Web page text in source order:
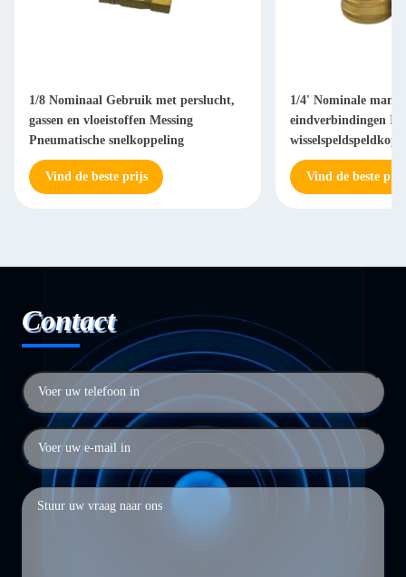
1/8 Nominaal Gebruik met perslucht,
gassen en vloeistoffen Messing
Pneumatische snelkoppeling
Vind de beste prijs
1/4' Nominale
eindverbindingen
Pneumatische
Vind de beste
Contact